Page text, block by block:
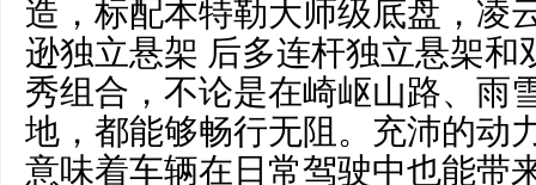
造，标配本特勒大师级底盘，凌
逊独立悬架 后多连杆独立悬架和
秀组合，不论是在崎岖山路、雨
地，都能够畅行无阻。充沛的动
意味着车辆在日常驾驶中也能带